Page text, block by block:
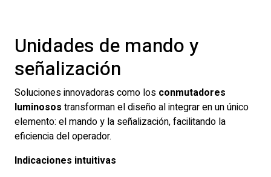
Unidades de mando y
señalización
Soluciones innovadoras como los conmutadores
luminosos transforman el diseño al integrar en un único
elemento: el mando y la señalización, facilitando la
eficiencia del operador.
Indicaciones intuitivas